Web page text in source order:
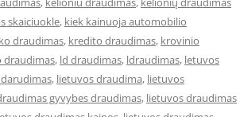
skaiciuokle, kiek kainuoja automobilio
draudimas, kredito draudimas, krovinio
draudimas, ld draudimas, ldraudimas, letuvos
, lietuvos draudima, lietuvos
gyvybes draudimas, lietuvos draudimas